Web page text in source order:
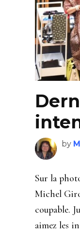
by
Sur la
Michel
coupable.
aimez les